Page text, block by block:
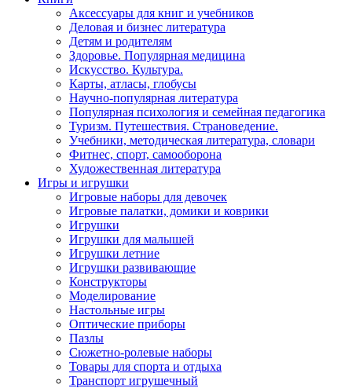
Аксессуары для книг и учебников
Деловая и бизнес литература
Детям и родителям
Здоровье. Популярная медицина
Искусство. Культура.
Карты, атласы, глобусы
Научно-популярная литература
Популярная психология и семейная педагогика
Туризм. Путешествия. Страноведение.
Учебники, методическая литература, словари
Фитнес, спорт, самооборона
Художественная литература
Игры и игрушки
Игровые наборы для девочек
Игровые палатки, домики и коврики
Игрушки
Игрушки для малышей
Игрушки летние
Игрушки развивающие
Конструкторы
Моделирование
Настольные игры
Оптические приборы
Пазлы
Сюжетно-ролевые наборы
Товары для спорта и отдыха
Транспорт игрушечный